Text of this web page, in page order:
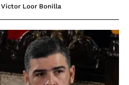
Víctor Loor Bonilla